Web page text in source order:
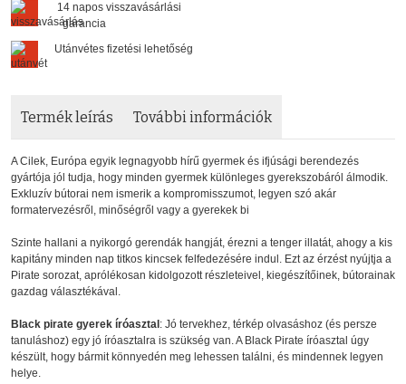
14 napos visszavásárlási
garancia
Utánvétes fizetési lehetőség
Termék leírás További információk
A Cilek, Európa egyik legnagyobb hírű gyermek és ifjúsági berendezés
gyártója jól tudja, hogy minden gyermek különleges gyerekszobáról álmodik.
Exkluzív bútorai nem ismerik a kompromisszumot, legyen szó akár
formatervezésről, minőségről vagy a gyerekek bi
Szinte hallani a nyikorgó gerendák hangját, érezni a tenger illatát, ahogy a kis
kapitány minden nap titkos kincsek felfedezésére indul. Ezt az érzést nyújtja a
Pirate sorozat, aprólékosan kidolgozott részleteivel, kiegészítőinek, bútorainak
gazdag választékával.
Black pirate gyerek íróasztal : Jó tervekhez, térkép olvasáshoz (és persze
tanuláshoz) egy jó íróasztalra is szükség van. A Black Pirate íróasztal úgy
készült, hogy bármit könnyedén meg lehessen találni, és mindennek legyen
helye.